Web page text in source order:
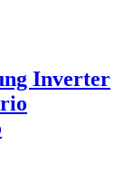
Inverter